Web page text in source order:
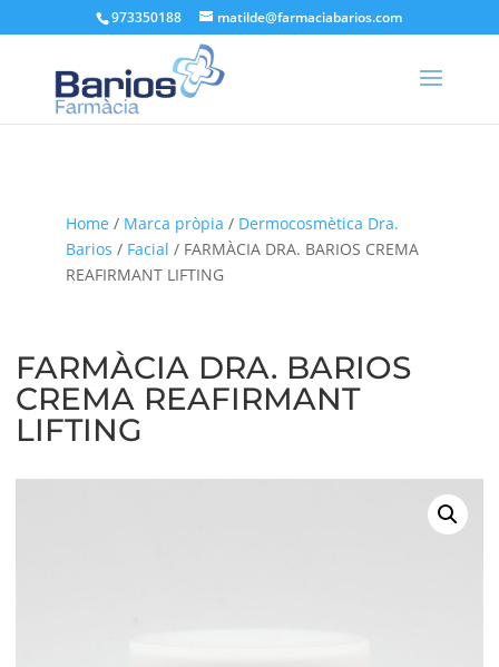
973350188 matilde@farmaciabarios.com
Home / Marca pròpia / Dermocosmètica Dra.
Barios / Facial / FARMÀCIA DRA. BARIOS CREMA
REAFIRMANT LIFTING
FARMÀCIA DRA. BARIOS
CREMA REAFIRMANT
LIFTING